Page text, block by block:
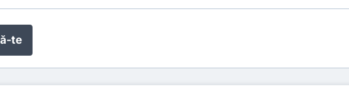
te